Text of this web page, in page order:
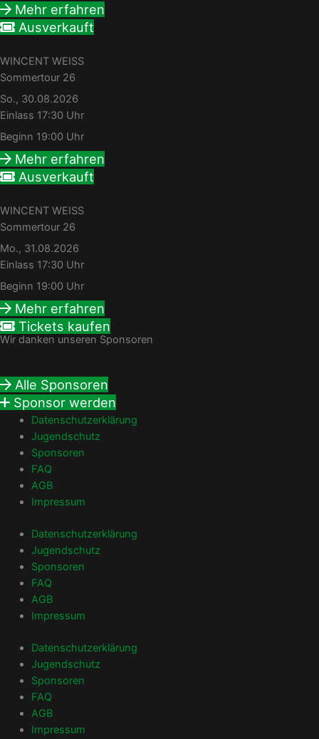
Mehr erfahren
Ausverkauft
WINCENT WEISS
Sommertour 26
So., 30.08.2026
Einlass 17:30 Uhr
Beginn 19:00 Uhr
Mehr erfahren
Ausverkauft
WINCENT WEISS
Sommertour 26
Mo., 31.08.2026
Einlass 17:30 Uhr
Beginn 19:00 Uhr
Mehr erfahren
Tickets kaufen
Wir danken unseren Sponsoren
Alle Sponsoren
Sponsor werden
Datenschutzerklärung
Jugendschutz
Sponsoren
FAQ
AGB
Impressum
Datenschutzerklärung
Jugendschutz
Sponsoren
FAQ
AGB
Impressum
Datenschutzerklärung
Jugendschutz
Sponsoren
FAQ
AGB
Impressum